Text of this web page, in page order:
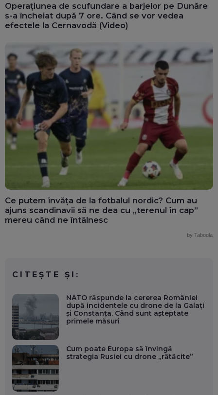
Operațiunea de scufundare a barjelor pe Dunăre
s-a încheiat după 7 ore. Când se vor vedea
efectele la Cernavodă (Video)
Ce putem învăța de la fotbalul nordic? Cum au
ajuns scandinavii să ne dea cu „terenul în cap”
mereu când ne întâlnesc
by Taboola
CITEȘTE ȘI:
NATO răspunde la cererea României
după incidentele cu drone de la Galați
și Constanța. Când sunt așteptate
primele măsuri
Cum poate Europa să învingă
strategia Rusiei cu drone „rătăcite”